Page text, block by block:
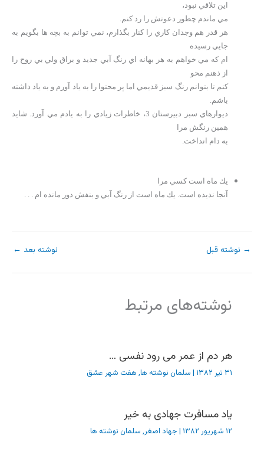
اين تلاقي نبود،
مي ماندم چطور دعوتش را رد كنم.
هر قدر هم وجدان كاري را كنار بگذارم، نمي توانم به بچه ها بگويم به
جايي رسيده
ام كه مي خواهم به هر بهانه اي رنگ آبي جديد و براق ولي بي روح را
از ذهنم محو
كنم تا بتوانم رنگ سبز قديمي اما پر محتوا را به ياد آورم و به ياد داشته
باشم.
ديوارهاي سبز دبيرستان 3، خاطرات زيادي را به يادم مي آورد. شايد
همين رنگش مرا
به دام انداخت.
يك ماه است كسي مرا
آنجا نديده است. يك ماه است از رنگ آبي و بنفش دور مانده ام . . .
→ نوشته قبل نوشته بعد ←
نوشته‌های مرتبط
هر دم از عمر می رود نفسی …
۳۱ تیر ۱۳۸۲ | سلمان نوشته ها, هفت شهر عشق
یاد مسافرت جهادی به خیر
۱۲ شهریور ۱۳۸۲ | جهاد اصغر, سلمان نوشته ها